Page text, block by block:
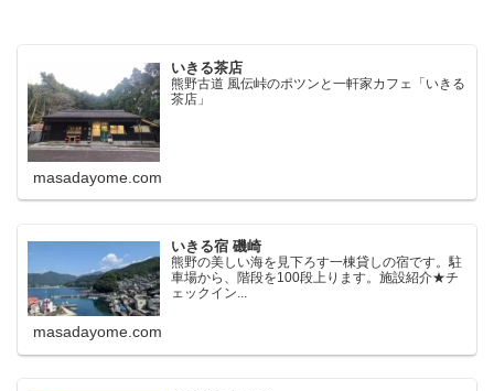
いきる茶店
熊野古道 風伝峠のポツンと一軒家カフェ「いきる
茶店」
masadayome.com
いきる宿 磯崎
熊野の美しい海を見下ろす一棟貸しの宿です。駐
車場から、階段を100段上ります。施設紹介★チ
ェックイン...
masadayome.com